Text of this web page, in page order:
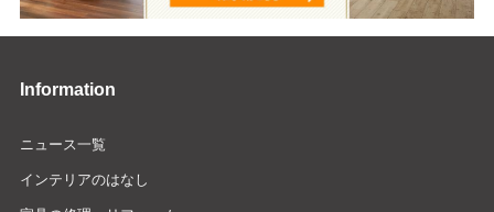
Information
ニュース一覧
インテリアのはなし